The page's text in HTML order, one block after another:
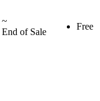
~
End of Sale
Free